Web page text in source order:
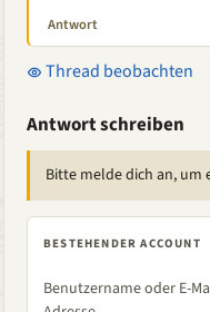
Antwort
Thread beobachten
Antwort schreiben
Bitte melde dich an, um
BESTEHENDER ACCOUNT
Benutzername oder E-